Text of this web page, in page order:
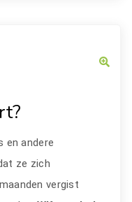
en andere
ze zich
vergist